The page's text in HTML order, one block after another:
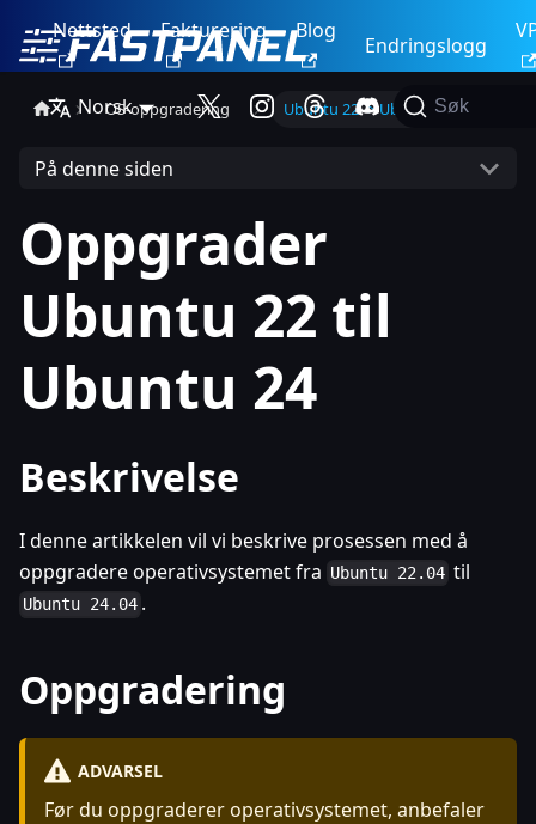
Nettsted Fakturering Blog
Endringslogg
Norsk Søk
OS-oppgradering Ubuntu 22 -> Ubuntu 24
På denne siden
Oppgrader
Ubuntu 22 til
Ubuntu 24
Beskrivelse
I denne artikkelen vil vi beskrive prosessen med å
oppgradere operativsystemet fra Ubuntu 22.04 til
Ubuntu 24.04 .
Oppgradering
ADVARSEL
Før du oppgraderer operativsystemet, anbefaler